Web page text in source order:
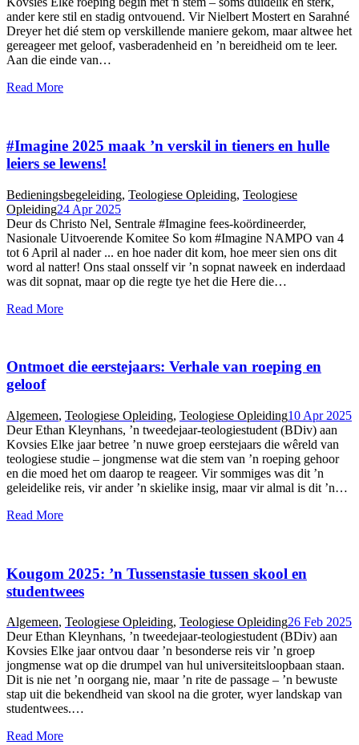
ander kere stil en stadig ontvouend. Vir Nielbert Mostert en Sarahné
Dreyer het dié stem op verskillende maniere gekom, maar altwee het
gereageer met geloof, vasberadenheid en ’n bereidheid om te leer.
Aan die einde van…
Read More
#Imagine 2025 maak ’n verskil in tieners en hulle
leiers se lewens!
Bedieningsbegeleiding, Teologiese Opleiding, Teologiese
Opleiding24 Apr 2025
Deur ds Christo Nel, Sentrale #Imagine fees-koördineerder,
Nasionale Uitvoerende Komitee So kom #Imagine NAMPO van 4
tot 6 April al nader ... en hoe nader dit kom, hoe meer sien ons dit
word al natter! Ons staal onsself vir ’n sopnat naweek en inderdaad
was dit sopnat, maar op die regte tye het die Here die…
Read More
Ontmoet die eerstejaars: Verhale van roeping en
geloof
Algemeen, Teologiese Opleiding, Teologiese Opleiding10 Apr 2025
Deur Ethan Kleynhans, ’n tweedejaar-teologiestudent (BDiv) aan
Kovsies Elke jaar betree ’n nuwe groep eerstejaars die wêreld van
teologiese studie – jongmense wat die stem van ’n roeping gehoor
en die moed het om daarop te reageer. Vir sommiges was dit ’n
geleidelike reis, vir ander ’n skielike insig, maar vir almal is dit ’n…
Read More
Kougom 2025: ’n Tussenstasie tussen skool en
studentwees
Algemeen, Teologiese Opleiding, Teologiese Opleiding26 Feb 2025
Deur Ethan Kleynhans, ’n tweedejaar-teologiestudent (BDiv) aan
Kovsies Elke jaar ontvou daar ’n besonderse reis vir ’n groep
jongmense wat op die drumpel van hul universiteitsloopbaan staan.
Dit is nie net ’n oorgang nie, maar ’n rite de passage – ’n bewuste
stap uit die bekendheid van skool na die groter, wyer landskap van
studentwees.…
Read More